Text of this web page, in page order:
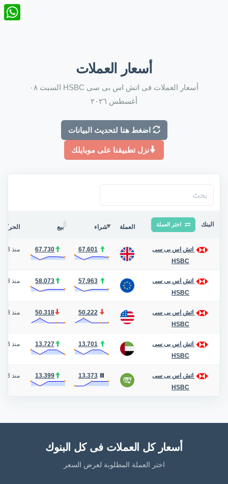
أسعار العملات
أسعار العملات فى اتش اس بى سى HSBC السبت ٠٨
أغسطس ٢٠٢٦
اضغط هنا لتحديث البيانات
نزل تطبيقنا على موبايلك
البنك اختر العملة العملة شراء بيع الحركة
اتش اس بى سى
HSBC
67.601
67.730 منذ 3 أيام
اتش اس بى سى
HSBC
57.963
58.073 منذ 3 أيام
اتش اس بى سى
HSBC
50.222
50.318 منذ 3 أيام
اتش اس بى سى
HSBC
13.701
13.727 منذ 3 أيام
اتش اس بى سى
HSBC
13.373
13.399 منذ 3 أيام
أسعار كل العملات فى كل البنوك
اختر العملة المطلوبة لعرض السعر